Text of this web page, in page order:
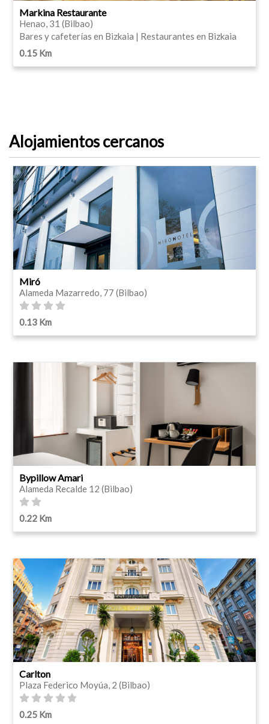
Markina Restaurante
Henao, 31 (Bilbao)
Bares y cafeterías en Bizkaia | Restaurantes en Bizkaia
0.15 Km
Alojamientos cercanos
Miró
Alameda Mazarredo, 77 (Bilbao)
0.13 Km
Bypillow Amari
Alameda Recalde 12 (Bilbao)
0.22 Km
Carlton
Plaza Federico Moyúa, 2 (Bilbao)
0.25 Km